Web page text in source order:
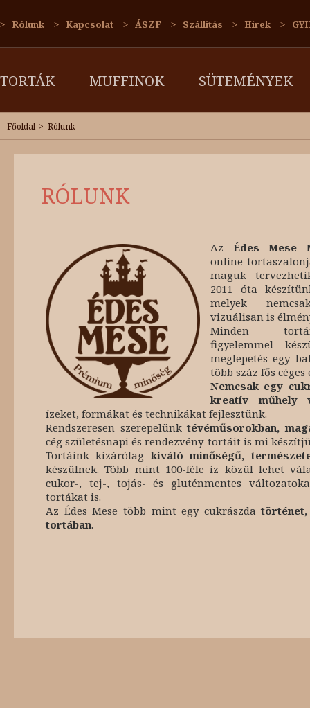
Rólunk Kapcsolat ÁSZF Szállítás Hírek
TORTÁK MUFFINOK SÜTEMÉNYEK
Főoldal Rólunk
RÓLUNK
Az Édes Mese
online
maguk
2011 óta
melyek
vizuálisan is
Minden
figyelemmel
meglepetés egy
több száz fős céges
Nemcsak egy
kreatív műhely
ízeket, formákat és technikákat fejlesztünk.
Rendszeresen szerepelünktévéműsorokban,
cég születésnapi és rendezvény-tortáit is mi
Tortáink kizárólagkiváló minőségű,
készülnek. Több mint 100-féle íz közül lehet
cukor-, tej-, tojás- és gluténmentes
tortákat is.
Az Édes Mese több mint egy cukrászda
tortában.